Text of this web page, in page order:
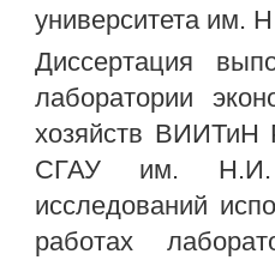
университета им.
Диссертация
лаборатории
хозяйств ВИИТиН
СГАУ им. Н.И.
исследований
работах